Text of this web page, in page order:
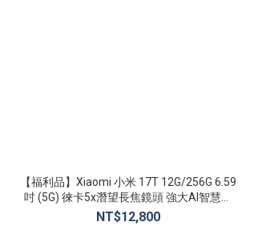
【福利品】Xiaomi 小米 17T 12G/256G 6.59
吋 (5G) 徠卡5x潛望長焦鏡頭 強大AI智慧功
能
NT$12,800